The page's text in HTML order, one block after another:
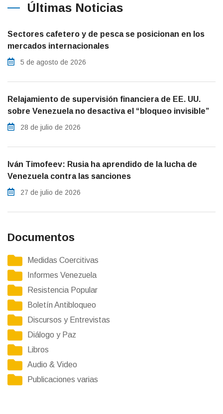
Últimas Noticias
Sectores cafetero y de pesca se posicionan en los
mercados internacionales
5 de agosto de 2026
Relajamiento de supervisión financiera de EE. UU.
sobre Venezuela no desactiva el “bloqueo invisible”
28 de julio de 2026
Iván Timofeev: Rusia ha aprendido de la lucha de
Venezuela contra las sanciones
27 de julio de 2026
Documentos
Medidas Coercitivas
Informes Venezuela
Resistencia Popular
Boletín Antibloqueo
Discursos y Entrevistas
Diálogo y Paz
Libros
Audio & Video
Publicaciones varias